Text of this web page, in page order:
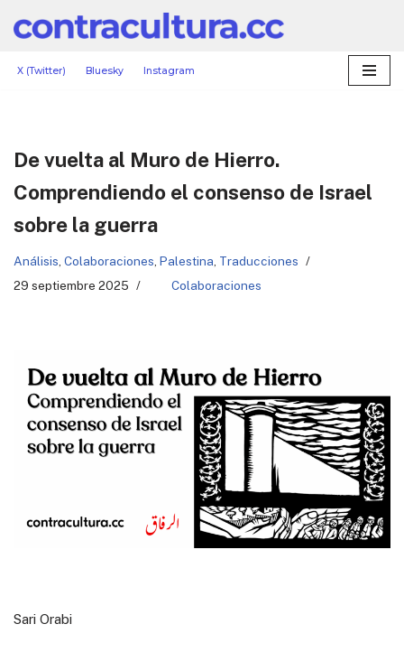
al
X (Twitter) Bluesky Instagram
De vuelta al Muro de Hierro.
Comprendiendo el consenso de Israel
sobre la guerra
Análisis Colaboraciones Palestina Traducciones
29 septiembre 2025
Colaboraciones
Sari Orabi